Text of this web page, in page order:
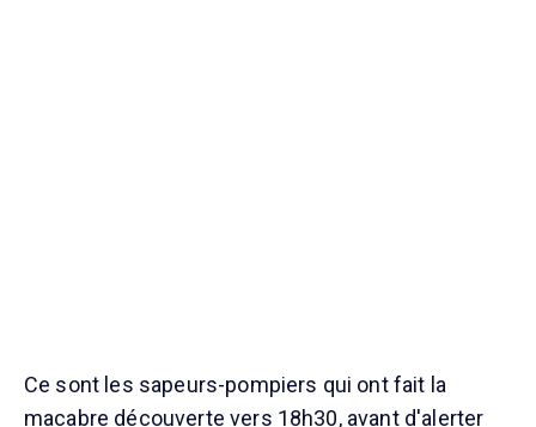
Ce sont les sapeurs-pompiers qui ont fait la
macabre découverte vers 18h30, avant d'alerter